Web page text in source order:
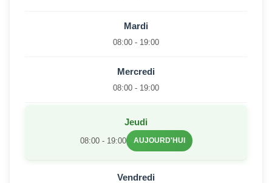
Mardi
08:00 - 19:00
Mercredi
08:00 - 19:00
Jeudi
08:00 - 19:00 AUJOURD'HUI
Vendredi